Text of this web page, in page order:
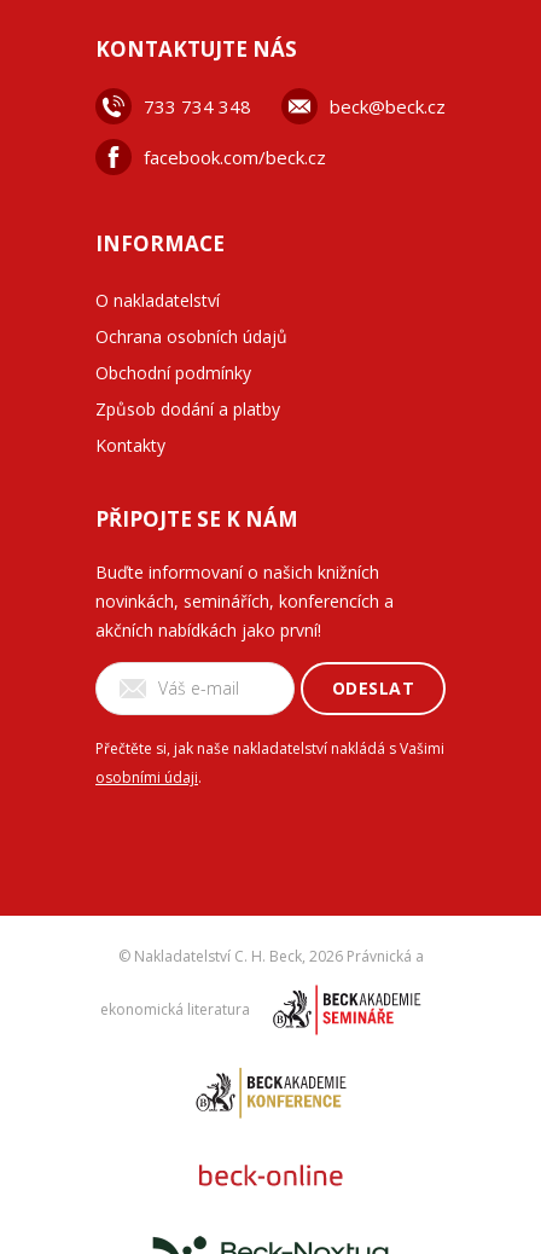
KONTAKTUJTE NÁS
733 734 348 beck@beck.cz
facebook.com/beck.cz
INFORMACE
O nakladatelství
Ochrana osobních údajů
Obchodní podmínky
Způsob dodání a platby
Kontakty
PŘIPOJTE SE K NÁM
Buďte informovaní o našich knižních
novinkách, seminářích, konferencích a
akčních nabídkách jako první!
ODESLAT
Přečtěte si, jak naše nakladatelství nakládá s Vašimi
osobními údaji.
© Nakladatelství C. H. Beck, 2026 Právnická a
ekonomická literatura